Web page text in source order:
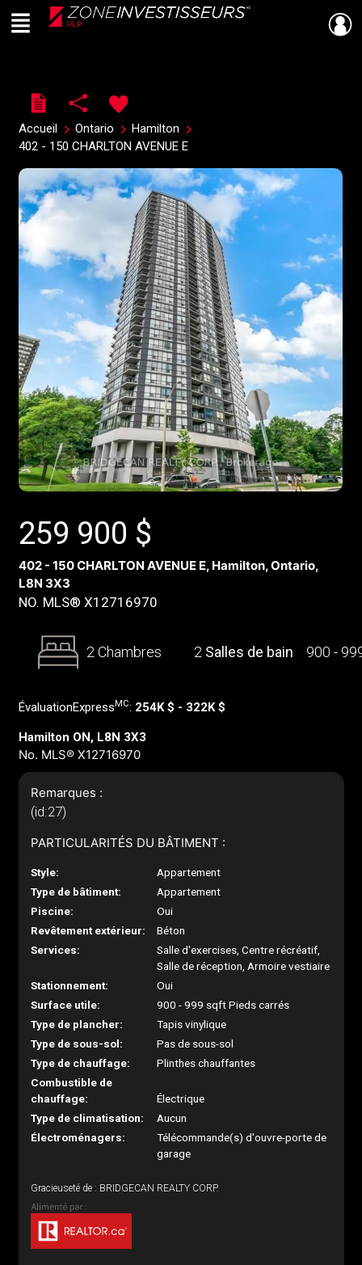
Live
En Direct
Menu
Accueil Ontario
Hamilton
402 - 150 CHARLTON AVENUE E
259 900 $
402 - 150 CHARLTON AVENUE E, Hamilton, Ontario,
L8N 3X3
NO. MLS® X12716970
2 Chambres 2 Salles de bain 900 -
ÉvaluationExpress MC: 254K $ - 322K $
Hamilton ON, L8N 3X3
No. MLS® X12716970
Remarques :
(id:27)
PARTICULARITÉS DU BÂTIMENT :
Style:
Appartement
Type de bâtiment:
Appartement
Piscine:
Oui
Revêtement extérieur:
Béton
Services:
Salle d'exercises, Centre récréatif,
Salle de réception, Armoire vestiaire
Stationnement:
Oui
Surface utile:
900 - 999 sqft Pieds carrés
Type de plancher:
Tapis vinylique
Type de sous-sol:
Pas de sous-sol
Type de chauffage:
Plinthes chauffantes
Combustible de
chauffage:
Électrique
Type de climatisation:
Aucun
Électroménagers:
Télécommande(s) d'ouvre-porte de
garage
Gracieuseté de : BRIDGECAN REALTY CORP.